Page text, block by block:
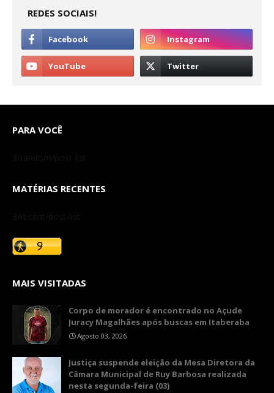
REDES SOCIAIS!
PARA VOCÊ
3/random/post-list
MATÉRIAS RECENTES
3/recent/post-list
MAIS VISITADAS
Corpo de morador é encontrado no Açude
Juracy Magalhães após buscas em Itaberaba
Agosto 03, 2026
​Justiça suspende eleição da Mesa Diretora da
Câmara Municipal de Ruy Barbosa realizada
nesta segunda-feira (03)